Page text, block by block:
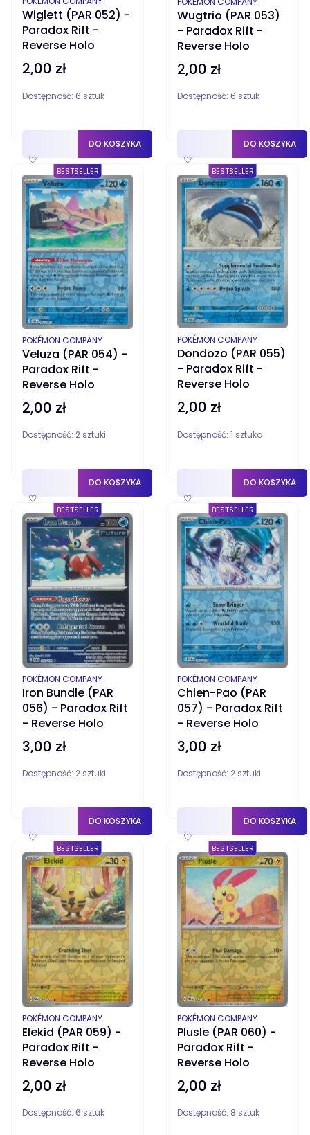
Wiglett (PAR 052) -
Paradox Rift -
Reverse Holo
Cena
2,00 zł
Dostępność: 6 sztuk
♡
DO KOSZYKA
Wugtrio (PAR 053)
- Paradox Rift -
Reverse Holo
Cena
2,00 zł
Dostępność: 6 sztuk
♡
DO KOSZYKA
BESTSELLER
Veluza (PAR 054) -
Paradox Rift -
Reverse Holo
PRODUCENT
POKÉMON COMPANY
Cena
2,00 zł
Dostępność: 2 sztuki
♡
DO KOSZYKA
BESTSELLER
Dondozo (PAR 055)
- Paradox Rift -
Reverse Holo
PRODUCENT
POKÉMON COMPANY
Cena
2,00 zł
Dostępność: 1 sztuka
♡
DO KOSZYKA
BESTSELLER
Iron Bundle (PAR
056) - Paradox Rift
- Reverse Holo
PRODUCENT
POKÉMON COMPANY
Cena
3,00 zł
Dostępność: 2 sztuki
♡
DO KOSZYKA
BESTSELLER
Chien-Pao (PAR
057) - Paradox Rift
- Reverse Holo
PRODUCENT
POKÉMON COMPANY
Cena
3,00 zł
Dostępność: 2 sztuki
♡
DO KOSZYKA
BESTSELLER
Elekid (PAR 059) -
Paradox Rift -
Reverse Holo
PRODUCENT
POKÉMON COMPANY
Cena
2,00 zł
Dostępność: 6 sztuk
BESTSELLER
Plusle (PAR 060) -
Paradox Rift -
Reverse Holo
PRODUCENT
POKÉMON COMPANY
Cena
2,00 zł
Dostępność: 8 sztuk